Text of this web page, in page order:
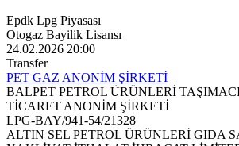
Epdk Lpg Piyasası
Otogaz Bayilik Lisansı
24.02.2026 20:00
Transfer
PET GAZ ANONİM ŞİRKETİ
BALPET PETROL ÜRÜNLERİ
TİCARET ANONİM ŞİRKETİ
LPG-BAY/941-54/21328
ALTIN SEL PETROL ÜRÜNLERİ GIDA